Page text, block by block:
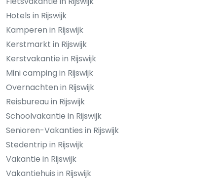
Hotels in Rijswijk
Kamperen in Rijswijk
Kerstmarkt in Rijswijk
Kerstvakantie in Rijswijk
Mini camping in Rijswijk
Overnachten in Rijswijk
Reisbureau in Rijswijk
Schoolvakantie in Rijswijk
Senioren-Vakanties in Rijswijk
Stedentrip in Rijswijk
Vakantie in Rijswijk
Vakantiehuis in Rijswijk